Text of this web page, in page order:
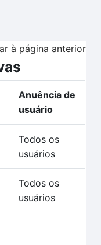
à página anterior
Anuência de
usuário
Todos os
usuários
Todos os
usuários